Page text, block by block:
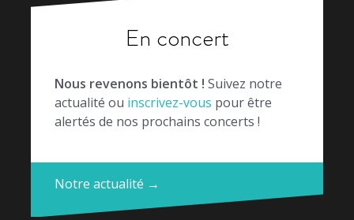
En concert
Nous revenons bientôt ! Suivez notre
actualité ou inscrivez-vous pour être
alertés de nos prochains concerts !
Notre actualité →